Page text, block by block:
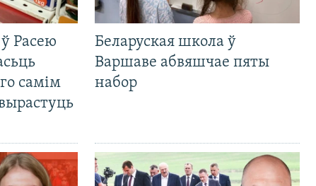
Расею
самім
Беларуская школа ў
Варшаве абвяшчае пяты
набор